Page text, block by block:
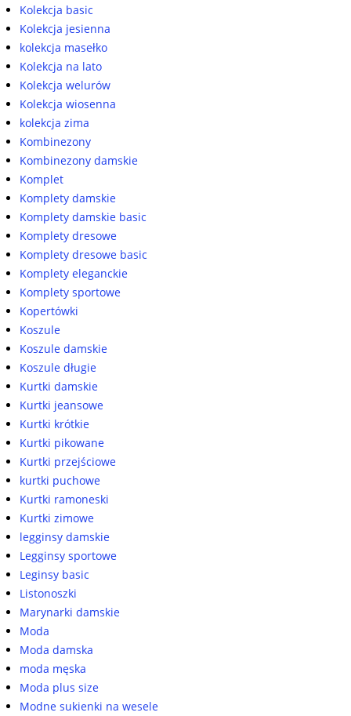
Kolekcja basic
Kolekcja jesienna
kolekcja masełko
Kolekcja na lato
Kolekcja welurów
Kolekcja wiosenna
kolekcja zima
Kombinezony
Kombinezony damskie
Komplet
Komplety damskie
Komplety damskie basic
Komplety dresowe
Komplety dresowe basic
Komplety eleganckie
Komplety sportowe
Kopertówki
Koszule
Koszule damskie
Koszule długie
Kurtki damskie
Kurtki jeansowe
Kurtki krótkie
Kurtki pikowane
Kurtki przejściowe
kurtki puchowe
Kurtki ramoneski
Kurtki zimowe
legginsy damskie
Legginsy sportowe
Leginsy basic
Listonoszki
Marynarki damskie
Moda
Moda damska
moda męska
Moda plus size
Modne sukienki na wesele